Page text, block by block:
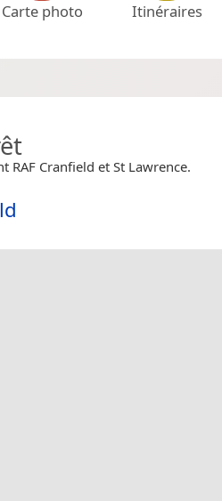
Carte photo Itinéraires
RAF Cranfield et St Lawrence.